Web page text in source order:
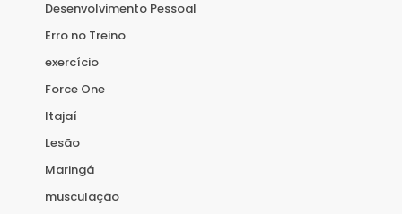
Desenvolvimento Pessoal
Erro no Treino
exercício
Force One
Itajaí
Lesão
Maringá
musculação